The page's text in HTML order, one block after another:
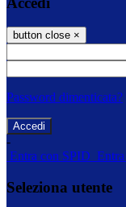
button close ×
Password dimenticata?
-
Entra con SPID
Seleziona utente